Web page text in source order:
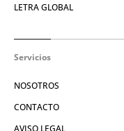
LETRA GLOBAL
Servicios
NOSOTROS
CONTACTO
AVISO LEGAL